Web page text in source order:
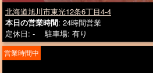
北海道旭川市東光12条6丁目4-4
本日の営業時間: 24時間営業
定休日: - 駐車場: 有り
営業時間中